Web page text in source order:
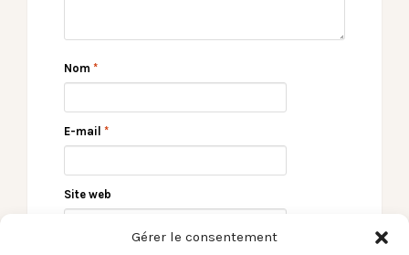
Gérer le consentement
Nom *
E-mail *
Site web